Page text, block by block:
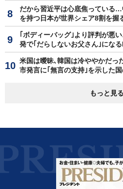
だから習近平は心底焦っている
を持つ日本が世界シェア8割を握
｢ボディーバッグ｣より評判が悪
発で｢だらしないお父さん｣にな
米国は曖昧､韓国は冷ややかだ
市発言に｢無言の支持｣を示した
もっと見る